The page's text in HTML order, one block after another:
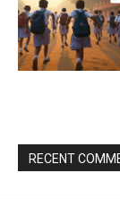
RECENT